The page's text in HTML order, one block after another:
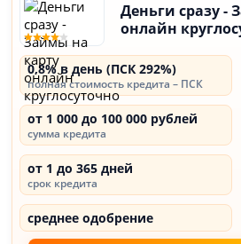
Деньги сразу -
онлайн
0,8% в день (ПСК 292%)
полная стоимость кредита – ПСК
от 1 000 до 100 000 рублей
сумма кредита
от 1 до 365 дней
срок кредита
среднее одобрение